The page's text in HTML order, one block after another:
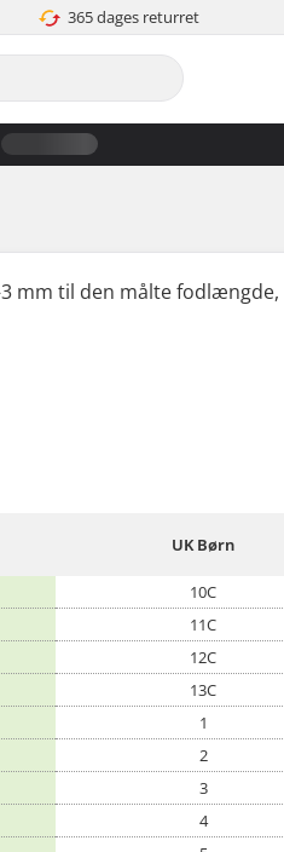
365 dages returret
mm til den målte fodlængde,
UK Børn
10C
11C
12C
13C
1
2
3
4